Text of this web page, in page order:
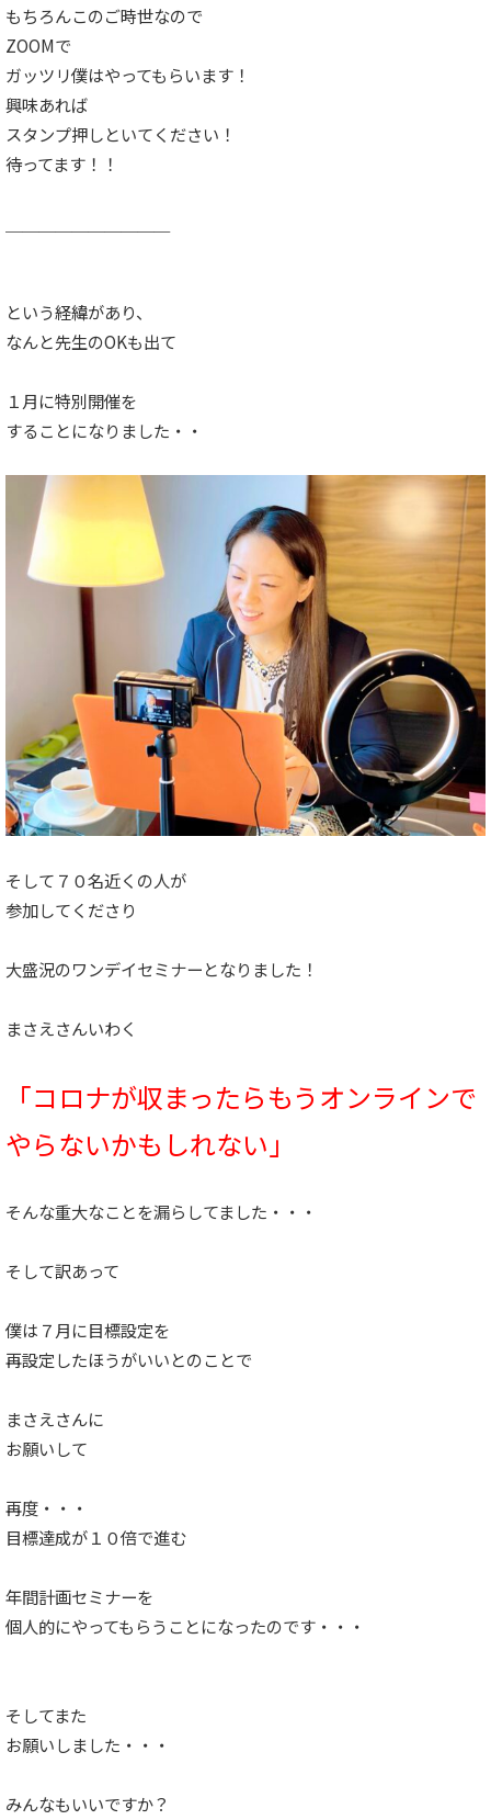
もちろんこのご時世なので
ZOOMで
ガッツリ僕はやってもらいます！
興味あれば
スタンプ押しといてください！
待ってます！！
という経緯があり、
なんと先生のOKも出て
１月に特別開催を
することになりました・・
そして７０名近くの人が
参加してくださり
大盛況のワンデイセミナーとなりました！
まさえさんいわく
「コロナが収まったらもうオンラインで
やらないかもしれない」
そんな重大なことを漏らしてました・・・
そして訳あって
僕は７月に目標設定を
再設定したほうがいいとのことで
まさえさんに
お願いして
再度・・・
目標達成が１０倍で進む
年間計画セミナーを
個人的にやってもらうことになったのです・・・
そしてまた
お願いしました・・・
みんなもいいですか？